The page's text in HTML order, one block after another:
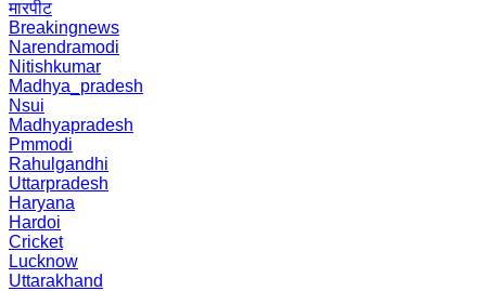
मारपीट
Breakingnews
Narendramodi
Nitishkumar
Madhya_pradesh
Nsui
Madhyapradesh
Pmmodi
Rahulgandhi
Uttarpradesh
Haryana
Hardoi
Cricket
Lucknow
Uttarakhand